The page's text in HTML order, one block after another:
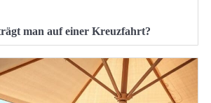
man auf einer Kreuzfahrt?